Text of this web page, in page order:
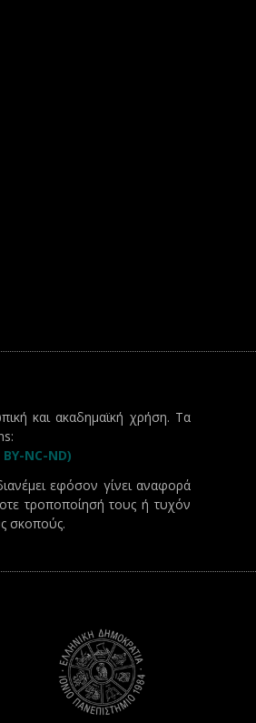
και ακαδημαϊκή χρήση. Τα
NC-ND)
εφόσον γίνει αναφορά
τροποποίησή τους ή τυχόν
σκοπούς.